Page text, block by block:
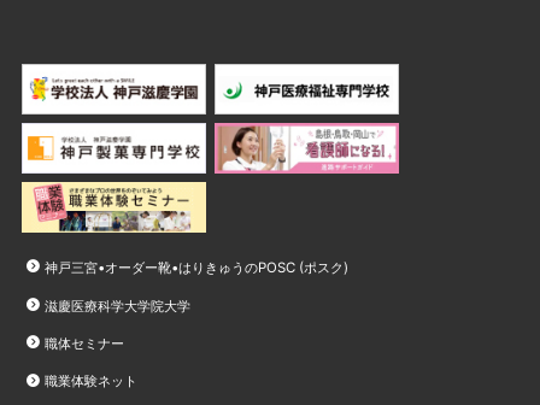
神戸三宮•オーダー靴•はりきゅうのPOSC (ポスク)
滋慶医療科学大学院大学
職体セミナー
職業体験ネット